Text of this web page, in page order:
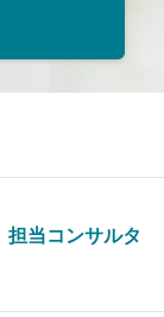
当コンサルタ